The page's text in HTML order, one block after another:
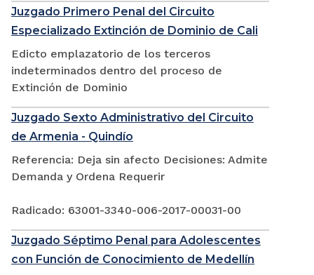
Juzgado Primero Penal del Circuito
Especializado Extinción de Dominio de Cali
Edicto emplazatorio de los terceros
indeterminados dentro del proceso de
Extinción de Dominio
Juzgado Sexto Administrativo del Circuito
de Armenia - Quindío
Referencia: Deja sin afecto Decisiones: Admite
Demanda y Ordena Requerir
Radicado: 63001-3340-006-2017-00031-00
Juzgado Séptimo Penal para Adolescentes
con Función de Conocimiento de Medellín